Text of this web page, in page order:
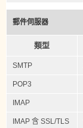
郵件伺服器
類型
SMTP
POP3
IMAP
IMAP 含 SSL/TLS